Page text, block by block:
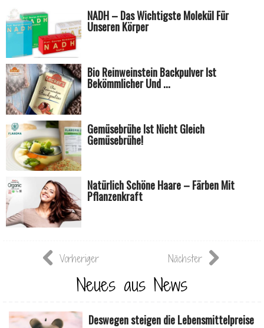
NADH – Das Wichtigste Molekül Für
Unseren Körper
Bio Reinweinstein Backpulver Ist
Bekömmlicher Und ...
Gemüsebrühe Ist Nicht Gleich
Gemüsebrühe!
Natürlich Schöne Haare – Färben Mit
Pflanzenkraft
Vorheriger Nächster
Neues aus News
Deswegen steigen die Lebensmittelpreise